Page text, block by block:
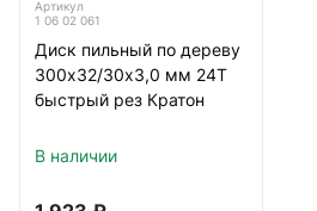
Артикул
1 06 02 061
Диск пильный по дереву
300х32/30х3,0 мм 24Т
быстрый рез Кратон
В наличии